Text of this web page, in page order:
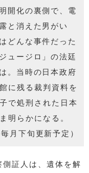
開化の裏側で、電
と消えた男がい
どんな事件だった
ュージロ」の法廷
。当時の日本政府
に残る裁判資料を
で処刑された日本
明らかになる。
毎月下旬更新予定）
証人は、遺体を解